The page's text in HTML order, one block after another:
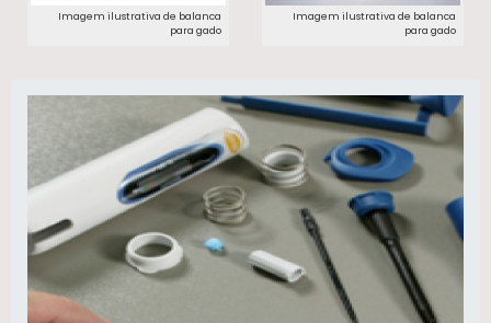
Imagem ilustrativa de balanca
para gado​
Imagem ilustrativa de balanca
para gado​